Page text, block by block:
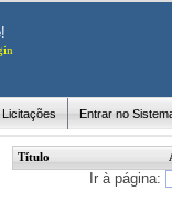
!
Licitações Entrar no
Título
Ir à página: